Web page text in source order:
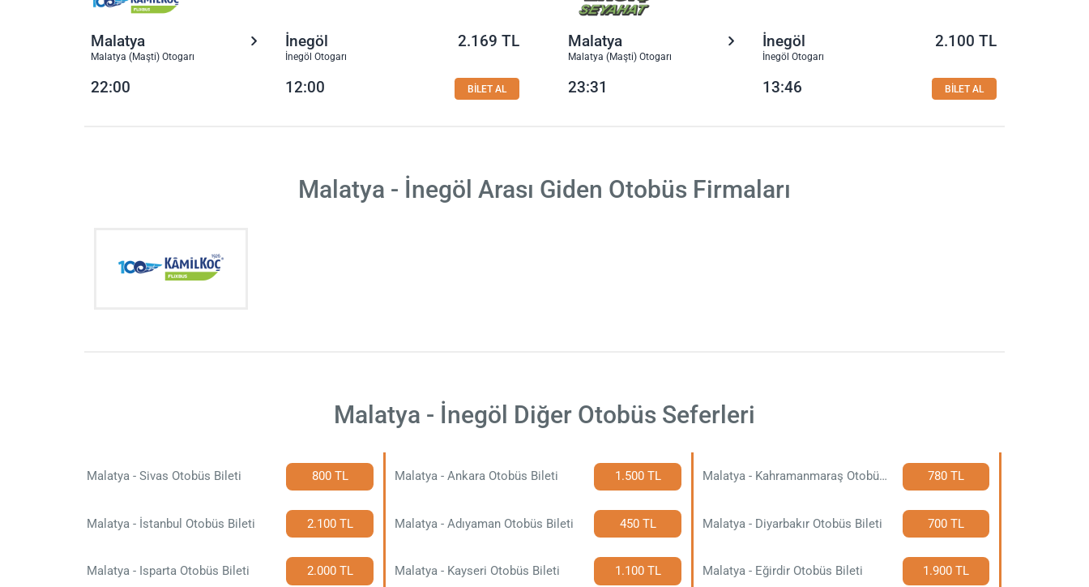
Malatya
Malatya (Maşti) Otogarı
İnegöl
İnegöl Otogarı
2.169 TL
22:00 12:00 BİLET AL
Malatya
Malatya (Maşti) Otogarı
İnegöl
İnegöl Otogarı
2.100 TL
23:31 13:46 BİLET AL
Malatya - İnegöl Arası Giden Otobüs Firmaları
Malatya - İnegöl Diğer Otobüs Seferleri
Malatya - Sivas Otobüs Bileti 800 TL Malatya - Ankara Otobüs Bileti 1.500 TL Malatya - Kahramanmaraş Otobüs Bileti 780 TL
Malatya - İstanbul Otobüs Bileti 2.100 TL Malatya - Adıyaman Otobüs Bileti 450 TL Malatya - Diyarbakır Otobüs Bileti 700 TL
Malatya - Isparta Otobüs Bileti 2.000 TL Malatya - Kayseri Otobüs Bileti 1.100 TL Malatya - Eğirdir Otobüs Bileti 1.900 TL